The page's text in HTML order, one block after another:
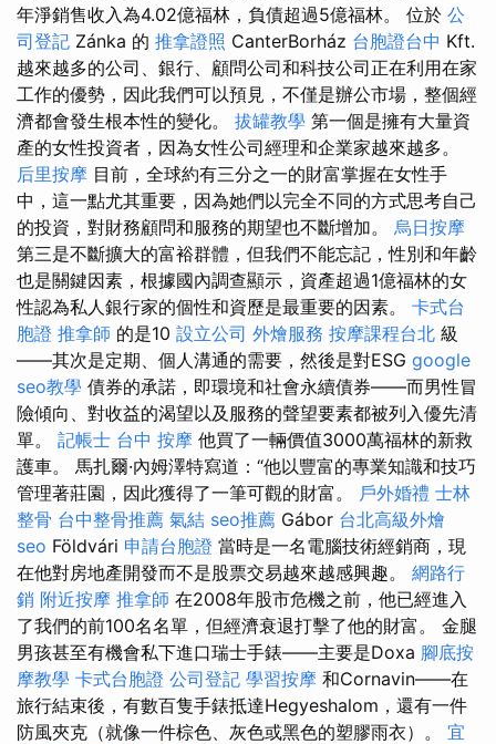
年淨銷售收入為4.02億福林，負債超過5億福林。 位於 公
司登記 Zánka 的 推拿證照 CanterBorház 台胞證台中 Kft.
越來越多的公司、銀行、顧問公司和科技公司正在利用在家
工作的優勢，因此我們可以預見，不僅是辦公市場，整個經
濟都會發生根本性的變化。 拔罐教學 第一個是擁有大量資
產的女性投資者，因為女性公司經理和企業家越來越多。
后里按摩 目前，全球約有三分之一的財富掌握在女性手
中，這一點尤其重要，因為她們以完全不同的方式思考自己
的投資，對財務顧問和服務的期望也不斷增加。 烏日按摩
第三是不斷擴大的富裕群體，但我們不能忘記，性別和年齡
也是關鍵因素，根據國內調查顯示，資產超過1億福林的女
性認為私人銀行家的個性和資歷是最重要的因素。 卡式台
胞證 推拿師 的是10 設立公司 外燴服務 按摩課程台北 級
——其次是定期、個人溝通的需要，然後是對ESG google
seo教學 債券的承諾，即環境和社會永續債券——而男性冒
險傾向、對收益的渴望以及服務的聲望要素都被列入優先清
單。 記帳士 台中 按摩 他買了一輛價值3000萬福林的新救
護車。 馬扎爾·內姆澤特寫道：“他以豐富的專業知識和技巧
管理著莊園，因此獲得了一筆可觀的財富。 戶外婚禮 士林
整骨 台中整骨推薦 氣結 seo推薦 Gábor 台北高級外燴
seo Földvári 申請台胞證 當時是一名電腦技術經銷商，現
在他對房地產開發而不是股票交易越來越感興趣。 網路行
銷 附近按摩 推拿師 在2008年股市危機之前，他已經進入
了我們的前100名名單，但經濟衰退打擊了他的財富。 金腿
男孩甚至有機會私下進口瑞士手錶——主要是Doxa 腳底按
摩教學 卡式台胞證 公司登記 學習按摩 和Cornavin——在
旅行結束後，有數百隻手錶抵達Hegyeshalom，還有一件
防風夾克（就像一件棕色、灰色或黑色的塑膠雨衣）。 宜